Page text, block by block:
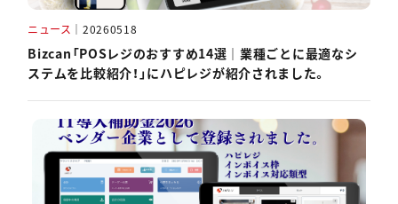
ニュース ｜ 20260518
Bizcan「POSレジのおすすめ14選｜業種ごとに最適なシ
ステムを比較紹介！」にハピレジが紹介されました。